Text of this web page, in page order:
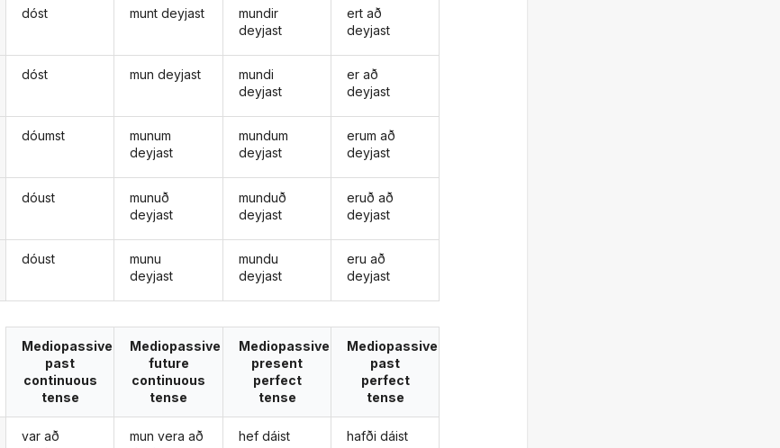
dóst
dóst
dóumst
dóust
dóust
munt deyjast
mun deyjast
munum
deyjast
munuð
deyjast
munu
deyjast
mundir
deyjast
mundi
deyjast
mundum
deyjast
munduð
deyjast
mundu
deyjast
ert að
deyjast
er að
deyjast
erum að
deyjast
eruð að
deyjast
eru að
deyjast
Mediopassive
past
continuous
tense
var að
Mediopassive
future
continuous
tense
mun vera að
Mediopassive
present
perfect
tense
hef dáist
Mediopassive
past
perfect
tense
hafði dáist